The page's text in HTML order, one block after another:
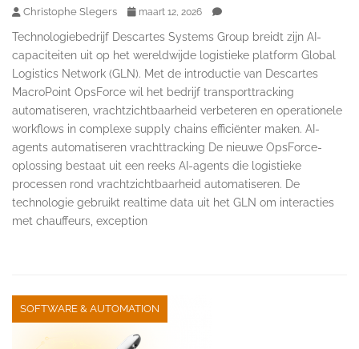
Christophe Slegers maart 12, 2026
Technologiebedrijf Descartes Systems Group breidt zijn AI-
capaciteiten uit op het wereldwijde logistieke platform Global
Logistics Network (GLN). Met de introductie van Descartes
MacroPoint OpsForce wil het bedrijf transporttracking
automatiseren, vrachtzichtbaarheid verbeteren en operationele
workflows in complexe supply chains efficiënter maken. AI-
agents automatiseren vrachttracking De nieuwe OpsForce-
oplossing bestaat uit een reeks AI-agents die logistieke
processen rond vrachtzichtbaarheid automatiseren. De
technologie gebruikt realtime data uit het GLN om interacties
met chauffeurs, exception
SOFTWARE & AUTOMATION